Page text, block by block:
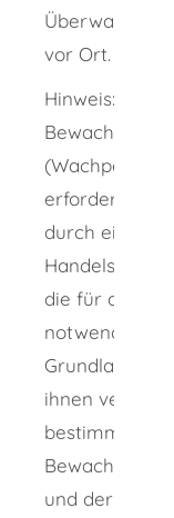
vor Ort.
Hinweis: Sie
erforderliche
durch eine
die für die
notwendigen
Grundlagen
ihnen vertraut
bestimmter
Bewachung
und der